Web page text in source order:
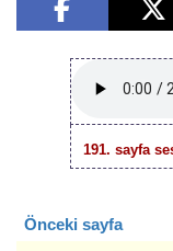
191. sayfa
Önceki sayfa